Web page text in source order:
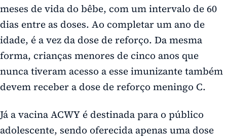
meses de vida do bêbe, com um intervalo de 60
dias entre as doses. Ao completar um ano de
idade, é a vez da dose de reforço. Da mesma
forma, crianças menores de cinco anos que
nunca tiveram acesso a esse imunizante também
devem receber a dose de reforço meningo C.
Já a vacina ACWY é destinada para o público
adolescente, sendo oferecida apenas uma dose